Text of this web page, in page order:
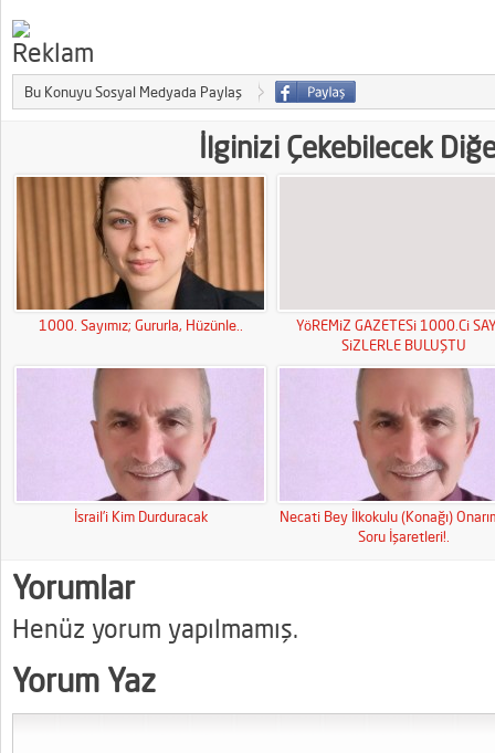
Bu Konuyu Sosyal Medyada Paylaş
İlginizi Çekebilecek
1000. Sayımız; Gururla, Hüzünle..
YöREMiZ GAZETESi 1000.Ci
SiZLERLE BULUŞTU
İsrail’i Kim Durduracak
Necati Bey İlkokulu (Konağı)
Soru İşaretleri!.
Yorumlar
Henüz yorum yapılmamış.
Yorum Yaz